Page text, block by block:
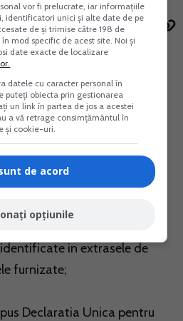
comert auto si
second-hand – lipsa
in partida simpla pentru
in extrasele de
furnizate;
Declaratia Unica pentru
vor fi prelucrate, iar informațiile
identificatori unici și alte date de pe
de și trimise către 198 de
mod specific de acest site. Noi și
date exacte de localizare
datele cu caracter personal în
puteți obiecta prin gestionarea
un link în partea de jos a acestei
a vă retrage consimțământul în
și cookie-uri.
de acord
opțiunile